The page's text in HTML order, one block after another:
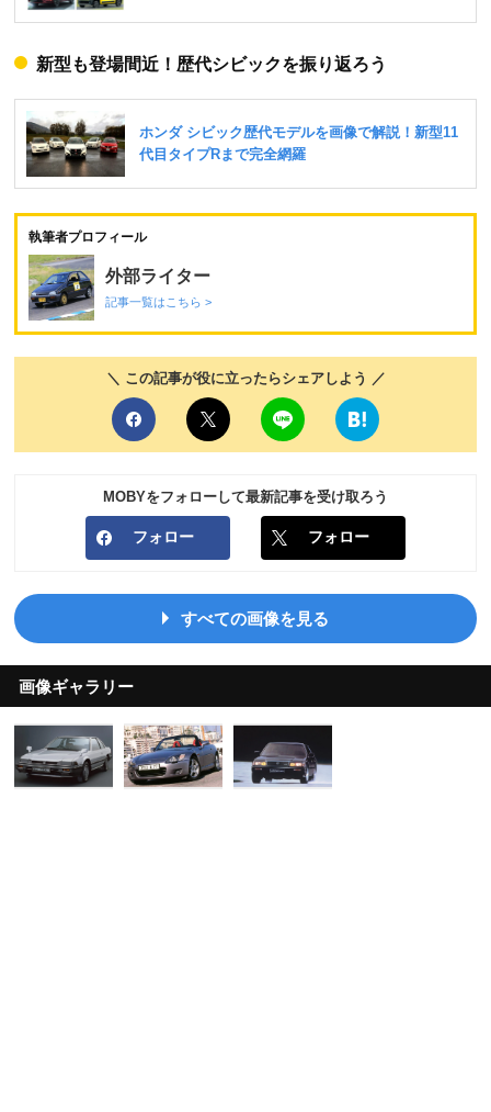
新型も登場間近！歴代シビックを振り返ろう
執筆者プロフィール
外部ライター
記事一覧はこちら >
＼ この記事が役に立ったらシェアしよう ／
MOBYをフォローして最新記事を受け取ろう
フォロー フォロー
すべての画像を見る
画像ギャラリー